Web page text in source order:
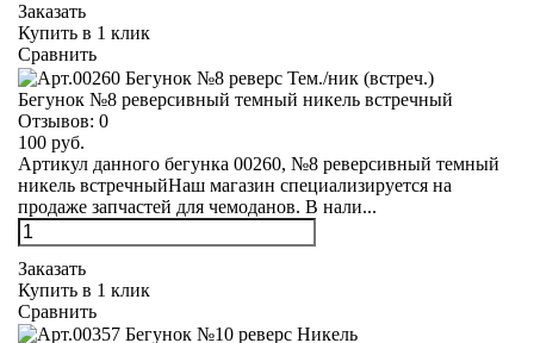
Заказать
Купить в 1 клик
Сравнить
Бегунок №8 реверсивный темный никель встречный
Отзывов: 0
100 руб.
Артикул данного бегунка 00260, №8 реверсивный темный
никель встречныйНаш магазин специализируется на
продаже запчастей для чемоданов. В нали...
Заказать
Купить в 1 клик
Сравнить